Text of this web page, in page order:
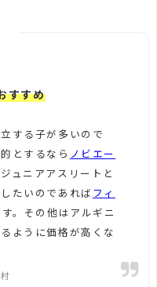
すすめ
する子が多いので
とするなら ノビエー
ュニアアスリートと
たいのであれば フィ
。その他はアルギニ
ように価格が高くな